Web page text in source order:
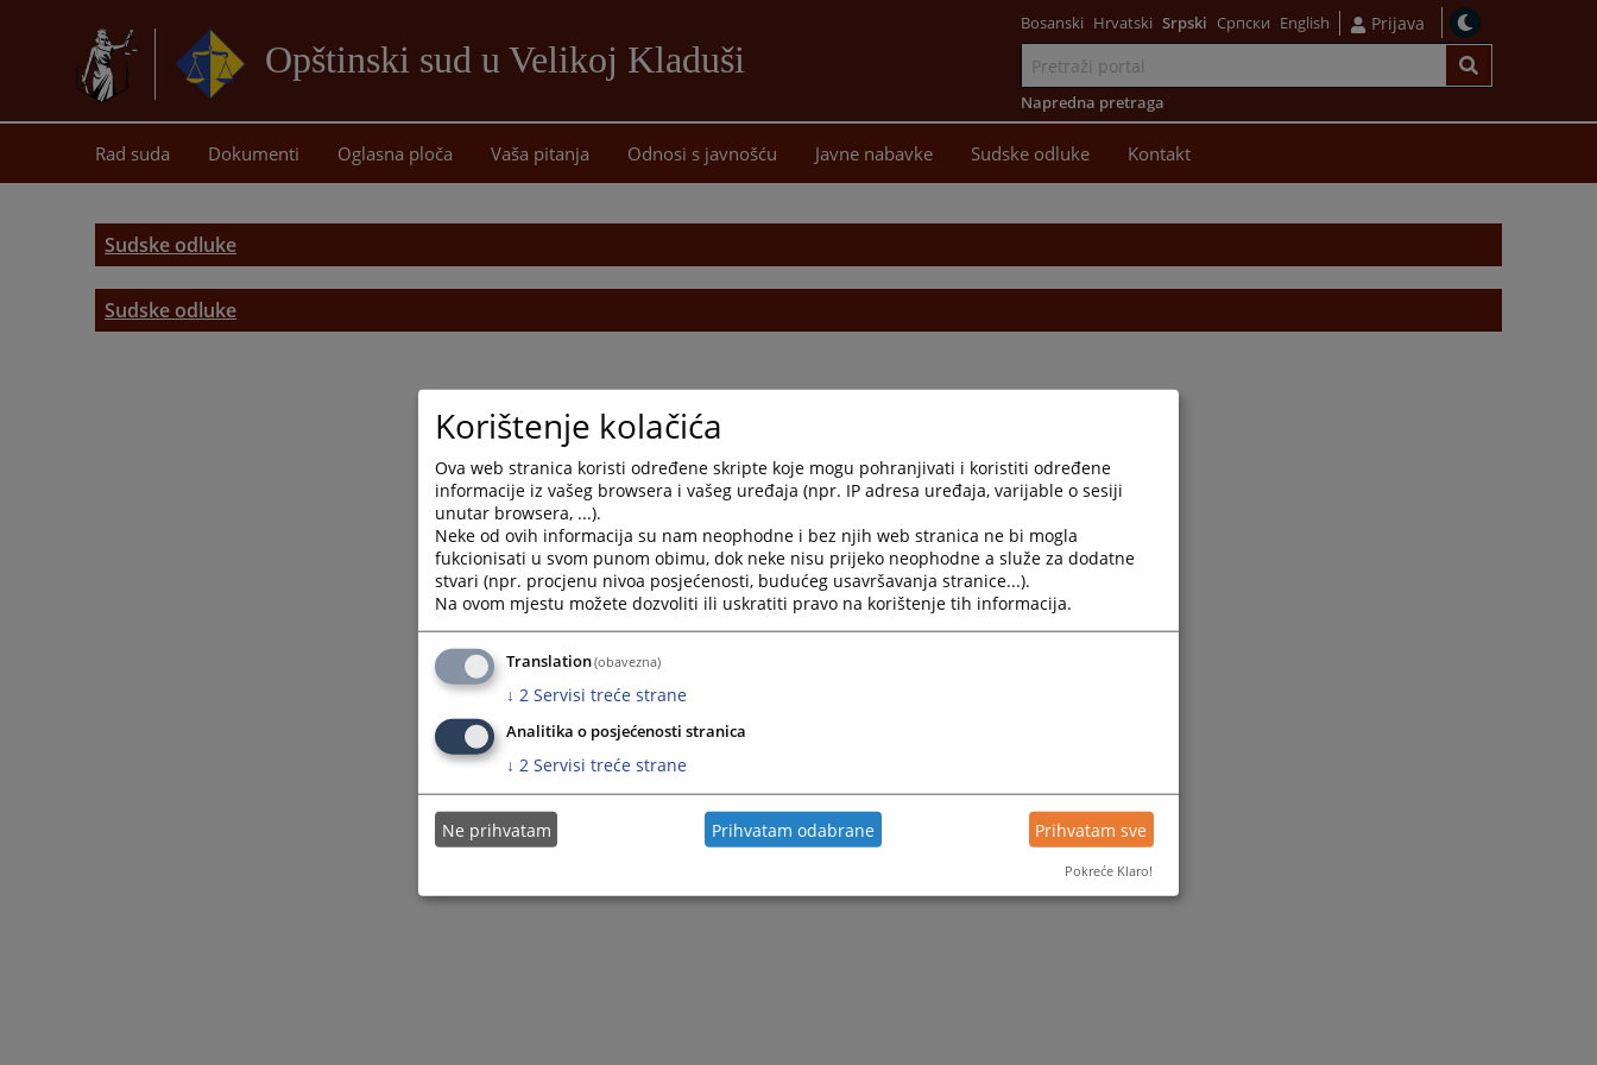
Opštinski sud u Velikoj Kladuši
sadržaj
Bosanski Hrvatski Srpski Српски English Prijava
Napredna pretraga
Rad suda Dokumenti Oglasna ploča Vaša pitanja Odnosi s javnošću Javne nabavke Sudske odluke Kontakt
Sudske odluke
Sudske odluke
Korištenje kolačića
Ova web stranica koristi određene skripte koje mogu pohranjivati i koristiti određene
informacije iz vašeg browsera i vašeg uređaja (npr. IP adresa uređaja, varijable o sesiji
unutar browsera, ...).
Neke od ovih informacija su nam neophodne i bez njih web stranica ne bi mogla
fukcionisati u svom punom obimu, dok neke nisu prijeko neophodne a služe za dodatne
stvari (npr. procjenu nivoa posjećenosti, budućeg usavršavanja stranice...).
Na ovom mjestu možete dozvoliti ili uskratiti pravo na korištenje tih informacija.
Translation(obavezna)
↓ 2 Servisi treće strane
Analitika o posjećenosti stranica
↓ 2 Servisi treće strane
Ne prihvatam Prihvatam odabrane Prihvatam sve
Pokreće Klaro!